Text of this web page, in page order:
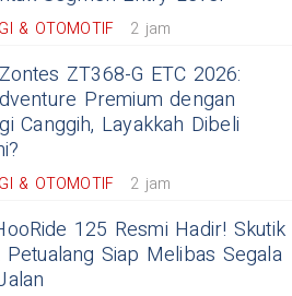
& OTOMOTIF 2 jam
ZT368-G ETC 2026:
Premium dengan
Canggih, Layakkah Dibeli
& OTOMOTIF 2 jam
125 Resmi Hadir! Skutik
Petualang Siap Melibas Segala